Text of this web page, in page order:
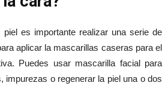
es importante realizar una serie de
aplicar la mascarillas caseras para el
Puedes usar mascarilla facial para
impurezas o regenerar la piel una o dos